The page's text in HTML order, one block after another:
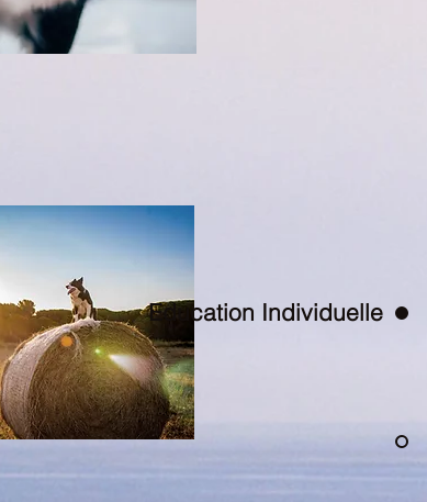
Education Individuelle